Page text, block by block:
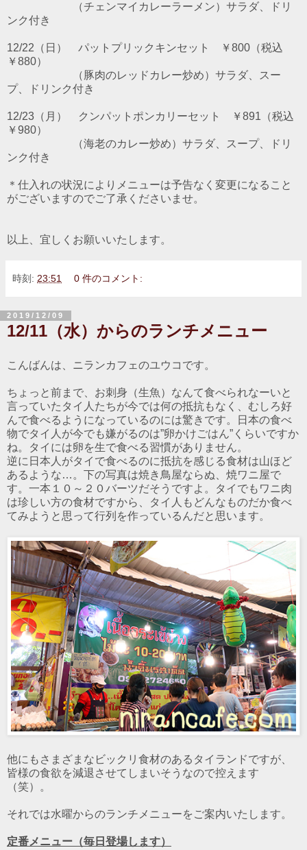
（チェンマイカレーラーメン）サラダ、ドリ
ンク付き
12/22（日） パットプリックキンセット ￥800（税込
￥880）
（豚肉のレッドカレー炒め）サラダ、スー
プ、ドリンク付き
12/23（月） クンパットポンカリーセット ￥891（税込
￥980）
（海老のカレー炒め）サラダ、スープ、ドリ
ンク付き
＊仕入れの状況によりメニューは予告なく変更になること
がございますのでご了承くださいませ。
以上、宜しくお願いいたします。
時刻: 23:51 0 件のコメント:
2019/12/09
12/11（水）からのランチメニュー
こんばんは、ニランカフェのユウコです。
ちょっと前まで、お刺身（生魚）なんて食べられなーいと
言っていたタイ人たちが今では何の抵抗もなく、むしろ好
んで食べるようになっているのには驚きです。日本の食べ
物でタイ人が今でも嫌がるのは”卵かけごはん”くらいですか
ね。タイには卵を生で食べる習慣がありません。
逆に日本人がタイで食べるのに抵抗を感じる食材は山ほど
あるような…。下の写真は焼き鳥屋ならぬ、焼ワニ屋で
す。一本１０～２０バーツだそうですよ。タイでもワニ肉
は珍しい方の食材ですから、タイ人もどんなものだか食べ
てみようと思って行列を作っているんだと思います。
他にもさまざまなビックリ食材のあるタイランドですが、
皆様の食欲を減退させてしまいそうなので控えます
（笑）。
それでは水曜からのランチメニューをご案内いたします。
定番メニュー（毎日登場します）